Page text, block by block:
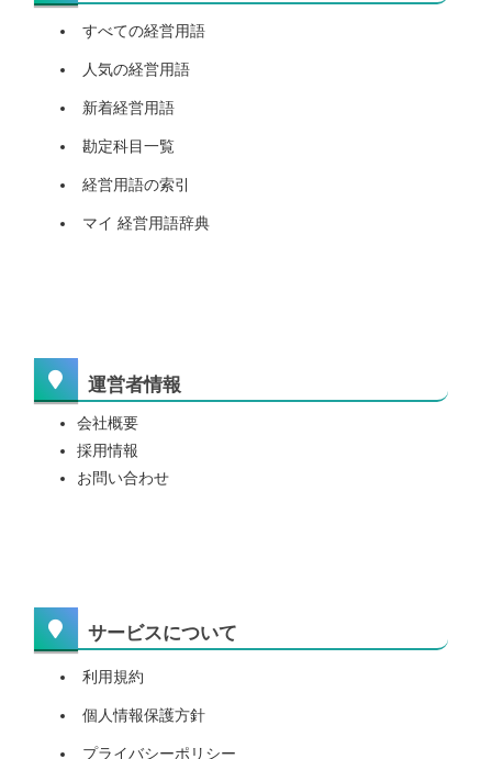
すべての経営用語
人気の経営用語
新着経営用語
勘定科目一覧
経営用語の索引
マイ 経営用語辞典
運営者情報
会社概要
採用情報
お問い合わせ
サービスについて
利用規約
個人情報保護方針
プライバシーポリシー